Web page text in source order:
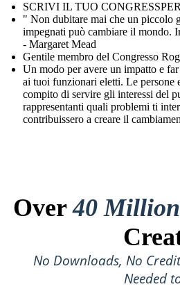
SCRIVI IL TUO
" Non dubitare mai che un piccolo
impegnati può cambiare il mondo.
- Margaret Mead
Gentile membro del Congresso
Un modo per avere un impatto e
ai tuoi funzionari eletti. Le persone
compito di servire gli interessi del
rappresentanti quali problemi ti
contribuissero a creare il
Over40 Million
No Downloads, No
Needed